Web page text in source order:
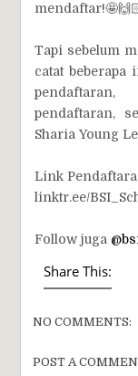
Tapi sebelum
catat
pendaftaran,
Sharia Young
Link
linktr.ee/
Follow juga
Share This:
NO COMMENTS:
POST A